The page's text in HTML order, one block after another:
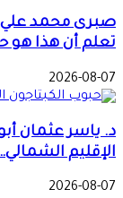
صبرى محمد علي
تعلم أن هذا هو
2026-08-07
د. ياسر عثمان
الإقليم
2026-08-07